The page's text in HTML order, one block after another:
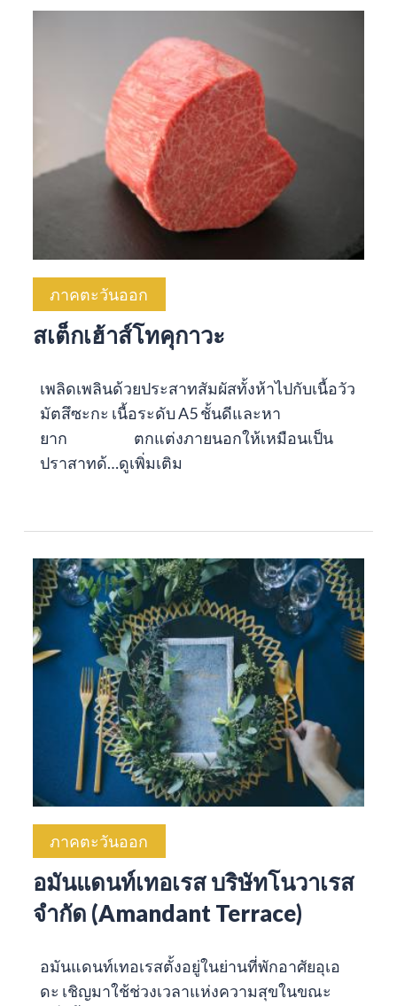
ภาคตะวันออก
สเต็กเฮ้าส์โทคุกาวะ
เพลิดเพลินด้วยประสาทสัมผัสทั้งห้าไปกับเนื้อวัว
มัตสึซะกะ เนื้อระดับ A5 ชั้นดีและหา
ยาก ตกแต่งภายนอกให้เหมือนเป็น
ปราสาทด้…ดูเพิ่มเติม
ภาคตะวันออก
อมันแดนท์เทอเรส บริษัทโนวาเรส
จำกัด (Amandant Terrace)
อมันแดนท์เทอเรสตั้งอยู่ในย่านที่พักอาศัยอุเอ
ดะ เชิญมาใช้ช่วงเวลาแห่งความสุขในขณะ